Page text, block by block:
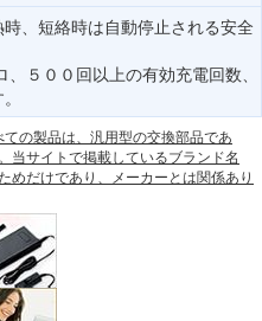
、短絡時は自動停止される安全
５００回以上の有効充電回数、
の製品は、汎用型の交換部品であ
当サイトで掲載しているブランド名
めだけであり、メーカーとは関係あり